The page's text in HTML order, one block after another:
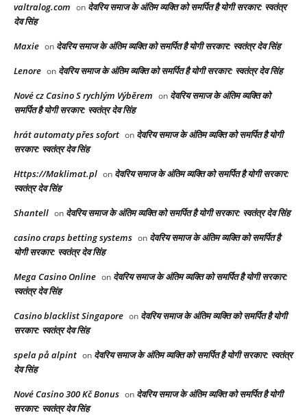
valtralog.com on देवरिय समाज के अंतिम व्यक्ति को समर्पित है योगी सरकार: स्वतंत्र
देव सिंह
Maxie on देवरिय समाज के अंतिम व्यक्ति को समर्पित है योगी सरकार: स्वतंत्र देव सिंह
Lenore on देवरिय समाज के अंतिम व्यक्ति को समर्पित है योगी सरकार: स्वतंत्र देव सिंह
Nové cz Casino S rychlým Výběrem on देवरिय समाज के अंतिम व्यक्ति को
समर्पित है योगी सरकार: स्वतंत्र देव सिंह
hrát automaty přes sofort on देवरिय समाज के अंतिम व्यक्ति को समर्पित है योगी
सरकार: स्वतंत्र देव सिंह
Https://Maklimat.pl on देवरिय समाज के अंतिम व्यक्ति को समर्पित है योगी सरकार:
स्वतंत्र देव सिंह
Shantell on देवरिय समाज के अंतिम व्यक्ति को समर्पित है योगी सरकार: स्वतंत्र देव सिंह
casino craps betting systems on देवरिय समाज के अंतिम व्यक्ति को समर्पित है
योगी सरकार: स्वतंत्र देव सिंह
Mega Casino Online on देवरिय समाज के अंतिम व्यक्ति को समर्पित है योगी सरकार:
स्वतंत्र देव सिंह
Casino blacklist Singapore on देवरिय समाज के अंतिम व्यक्ति को समर्पित है योगी
सरकार: स्वतंत्र देव सिंह
spela på alpint on देवरिय समाज के अंतिम व्यक्ति को समर्पित है योगी सरकार: स्वतंत्र
देव सिंह
Nové Casino 300 Kč Bonus on देवरिय समाज के अंतिम व्यक्ति को समर्पित है योगी
सरकार: स्वतंत्र देव सिंह